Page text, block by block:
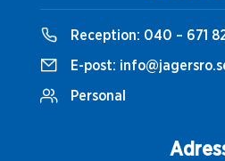
Reception: 040 – 671
E-post:
Personal